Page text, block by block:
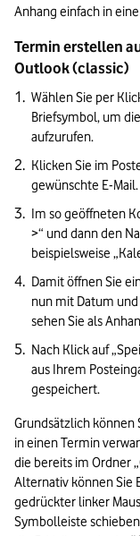
Anhang einfach in
Termin erstellen
Outlook (classic)
Wählen Sie per
Briefsymbol, um
aufzurufen.
Klicken Sie im
gewünschte E-Mail.
Im so geöffneten
>“ und dann den
beispielsweise
Damit öffnen Sie
nun mit Datum
sehen Sie als
Nach Klick auf
aus Ihrem
gespeichert.
Grundsätzlich können
in einen Termin
die bereits im Ordner
Alternativ können Sie
gedrückter linker
Symbolleiste